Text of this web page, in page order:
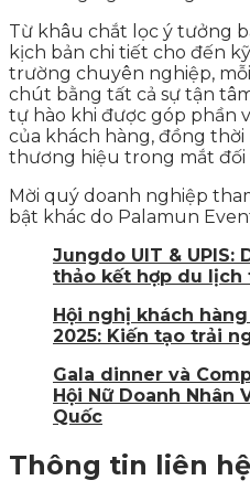
Từ khâu chắt lọc ý tưởng
kịch bản chi tiết cho đến
trường chuyên nghiệp,
chút bằng tất cả sự tận
tự hào khi được góp phần
của khách hàng, đồng
thương hiệu trong mắt đối
Mời quý doanh nghiệp
bật khác do Palamun
Jungdo UIT & UPIS:
thảo kết hợp du lịch
Hội nghị khách
2025: Kiến tạo trải
Gala dinner và
Hội Nữ Doanh Nhân
Quốc
Thông tin liên hệ